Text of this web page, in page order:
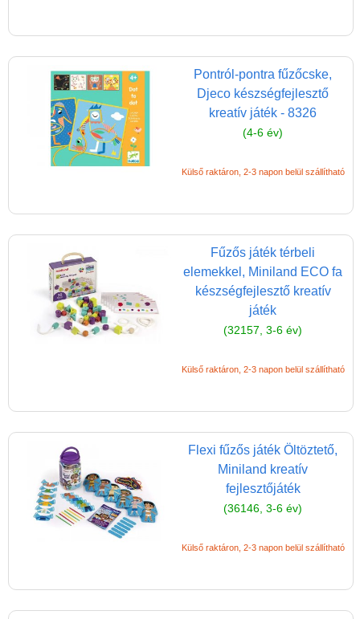
Pontról-pontra fűzőcske,
Djeco készségfejlesztő
kreatív játék - 8326
(4-6 év)
Külső raktáron, 2-3 napon belül szállítható
Fűzős játék térbeli
elemekkel, Miniland ECO fa
készségfejlesztő kreatív
játék
(32157, 3-6 év)
Külső raktáron, 2-3 napon belül szállítható
Flexi fűzős játék Öltöztető,
Miniland kreatív
fejlesztőjáték
(36146, 3-6 év)
Külső raktáron, 2-3 napon belül szállítható
gyerekeknek
Tüskejáték, pötyiző
lányoknak
Varrós játékok, kötős
Slime készítő
Kreatív poszter készítés
matricákkal
gyerekajándékok
LÜK
Magyar játékok
Montessori játékok